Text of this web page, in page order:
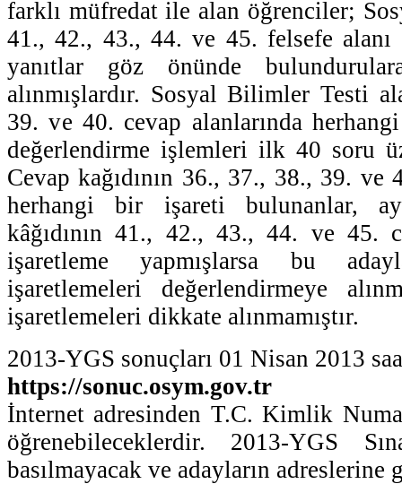
farklı müfredat ile alan öğrenciler;
41., 42., 43., 44. ve 45. felsefe alanı
yanıtlar göz önünde
alınmışlardır. Sosyal Bilimler Testi
39. ve 40. cevap alanlarında
değerlendirme işlemleri ilk 40 soru
Cevap kağıdının 36., 37., 38., 39. ve
herhangi bir işareti bulunanlar,
kâğıdının 41., 42., 43., 44. ve 45.
işaretleme yapmışlarsa bu
işaretlemeleri değerlendirmeye
işaretlemeleri dikkate alınmamıştır.
2013-YGS sonuçları 01 Nisan 2013
https://sonuc.osym.gov.tr
İnternet adresinden T.C. Kimlik
öğrenebileceklerdir. 2013-YGS
basılmayacak ve adayların